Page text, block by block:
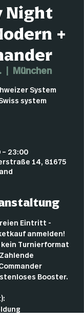
Night
+
München
System
system
– 23:00
14, 81675
Eintritt -
anmelden!
kein Turnierformat
Booster.